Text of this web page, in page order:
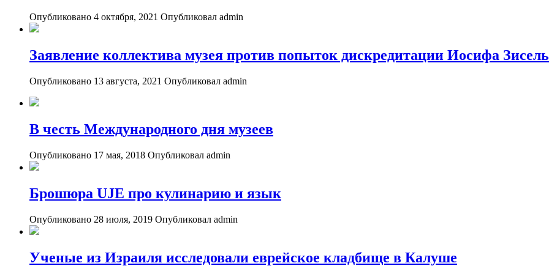
Опубликовано 4 октября, 2021 Опубликовал admin
Заявление коллектива музея против попыток дискредитации Иосифа
Опубликовано 13 августа, 2021 Опубликовал admin
В честь Международного дня музеев
Опубликовано 17 мая, 2018 Опубликовал admin
Брошюра UJE про кулинарию и язык
Опубликовано 28 июля, 2019 Опубликовал admin
Ученые из Израиля исследовали еврейское кладбище в Калуше